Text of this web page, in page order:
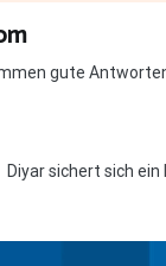
gute
Diyar sichert sich